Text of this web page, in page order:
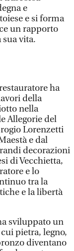
e
e si forma
un rapporto
sua vita.
ha
della
nella
Allegorie del
Lorenzetti
e dal
decorazioni
di Vecchietta,
e lo
tra la
e la libertà
sviluppato un
pietra, legno,
diventano